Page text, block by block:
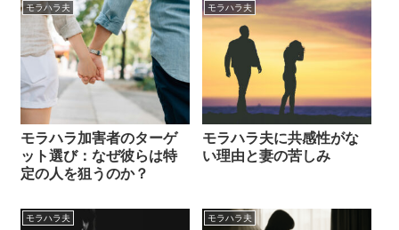
モラハラ夫
モラハラ加害者のターゲ
ット選び：なぜ彼らは特
定の人を狙うのか？
モラハラ夫
モラハラ夫に共感性がな
い理由と妻の苦しみ
モラハラ夫 モラハラ夫